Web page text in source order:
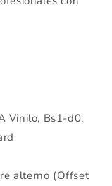
Vinilo, Bs1-d0,
alterno (Offset